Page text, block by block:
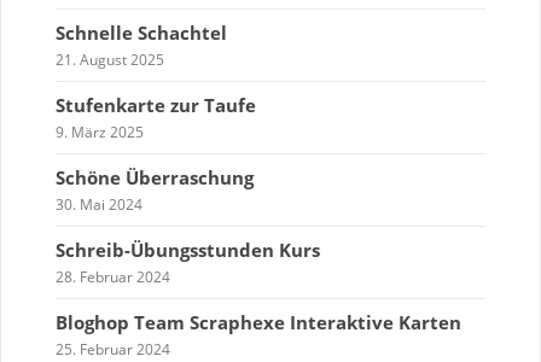
Schnelle Schachtel
21. August 2025
Stufenkarte zur Taufe
9. März 2025
Schöne Überraschung
30. Mai 2024
Schreib-Übungsstunden Kurs
28. Februar 2024
Bloghop Team Scraphexe Interaktive Karten
25. Februar 2024